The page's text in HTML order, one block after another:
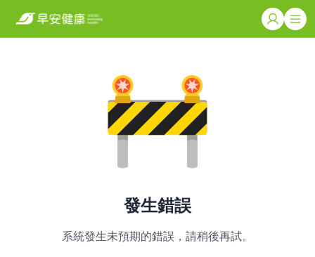
發生錯誤
系統發生未預期的錯誤，請稍後再試。